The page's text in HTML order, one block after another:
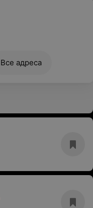
Все адреса